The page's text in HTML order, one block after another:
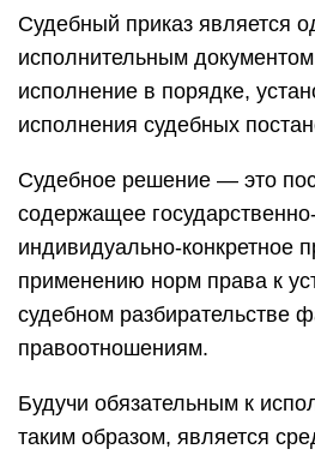
Судебный приказ является
исполнительным
исполнение в порядке,
исполнения судебных
Судебное решение — это
содержащее
индивидуально-конкретное
применению норм права к
судебном разбирательстве
правоотношениям.
Будучи обязательным к
таким образом, является